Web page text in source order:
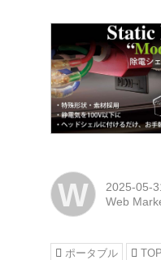
W
2025-05-
Web
ポータブル